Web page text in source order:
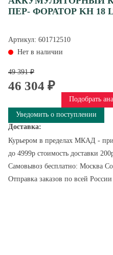
ПЕР- ФОРАТОР KH 18
Артикул: 601712510
Нет в наличии
49 391 ₽
46 304 ₽
Подобрать
Уведомить о поступлении
Доставка:
Курьером в пределах МКАД - при
до 4999р стоимость доставки
Самовывоз бесплатно: Москва
Отправка заказов по всей России